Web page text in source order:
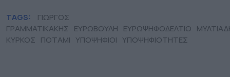
TAGS:
ΓΙΩΡΓΟΣ
ΓΡΑΜΜΑΤΙΚΑΚΗΣ ΕΥΡΩΒΟΥΛΗ ΕΥΡΩΨΗΦΟΔΕΛΤΙΟ
ΚΥΡΚΟΣ ΠΟΤΑΜΙ ΥΠΟΨΗΦΙΟΙ ΥΠΟΨΗΦΙΟΤΗΤΕΣ